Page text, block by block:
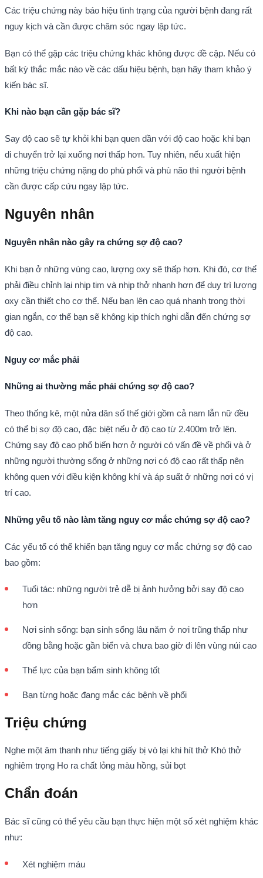
Các triệu chứng này báo hiệu tình trạng của người bệnh đang rất
nguy kịch và cần được chăm sóc ngay lập tức.
Bạn có thể gặp các triệu chứng khác không được đề cập. Nếu có
bất kỳ thắc mắc nào về các dấu hiệu bệnh, bạn hãy tham khảo ý
kiến bác sĩ.
Khi nào bạn cần gặp bác sĩ?
Say độ cao sẽ tự khỏi khi bạn quen dần với độ cao hoặc khi bạn
di chuyển trở lại xuống nơi thấp hơn. Tuy nhiên, nếu xuất hiện
những triệu chứng nặng do phù phổi và phù não thì người bệnh
cần được cấp cứu ngay lập tức.
Nguyên nhân
Nguyên nhân nào gây ra chứng sợ độ cao?
Khi bạn ở những vùng cao, lượng oxy sẽ thấp hơn. Khi đó, cơ thể
phải điều chỉnh lại nhịp tim và nhịp thở nhanh hơn để duy trì lượng
oxy cần thiết cho cơ thể. Nếu bạn lên cao quá nhanh trong thời
gian ngắn, cơ thể bạn sẽ không kịp thích nghi dẫn đến chứng sợ
độ cao.
Nguy cơ mắc phải
Những ai thường mắc phải chứng sợ độ cao?
Theo thống kê, một nửa dân số thế giới gồm cả nam lẫn nữ đều
có thể bị sợ độ cao, đặc biệt nếu ở độ cao từ 2.400m trở lên.
Chứng say độ cao phổ biến hơn ở người có vấn đề về phổi và ở
những người thường sống ở những nơi có độ cao rất thấp nên
không quen với điều kiện không khí và áp suất ở những nơi có vị
trí cao.
Những yếu tố nào làm tăng nguy cơ mắc chứng sợ độ cao?
Các yếu tố có thể khiến bạn tăng nguy cơ mắc chứng sợ độ cao
bao gồm:
Tuổi tác: những người trẻ dễ bị ảnh hưởng bởi say độ cao
hơn
Nơi sinh sống: bạn sinh sống lâu năm ở nơi trũng thấp như
đồng bằng hoặc gần biển và chưa bao giờ đi lên vùng núi cao
Thể lực của bạn bẩm sinh không tốt
Bạn từng hoặc đang mắc các bệnh về phổi
Triệu chứng
Nghe một âm thanh như tiếng giấy bị vò lại khi hít thở Khó thở
nghiêm trọng Ho ra chất lỏng màu hồng, sủi bọt
Chẩn đoán
Bác sĩ cũng có thể yêu cầu bạn thực hiện một số xét nghiệm khác
như:
Xét nghiệm máu